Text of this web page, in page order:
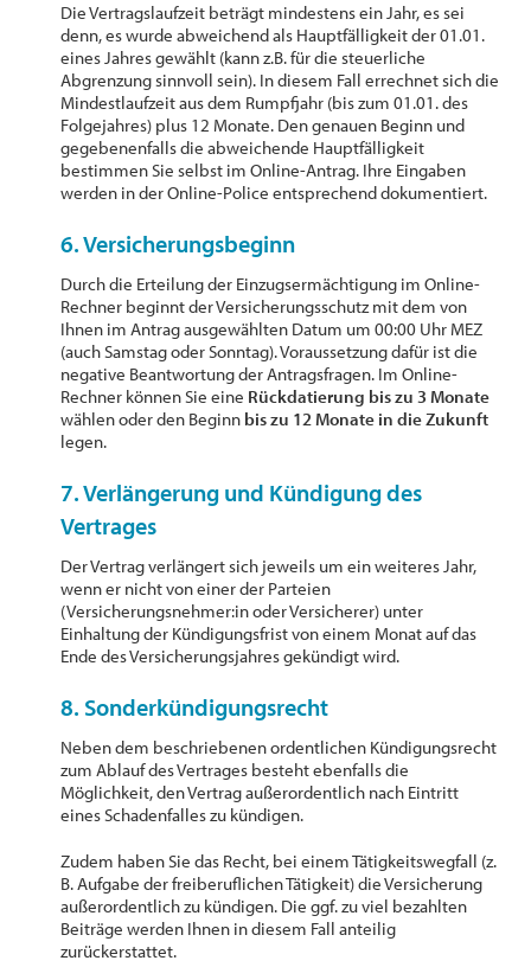
Die Vertragslaufzeit beträgt mindestens ein Jahr, es sei
denn, es wurde abweichend als Hauptfälligkeit der 01.01.
eines Jahres gewählt (kann z.B. für die steuerliche
Abgrenzung sinnvoll sein). In diesem Fall errechnet sich die
Mindestlaufzeit aus dem Rumpfjahr (bis zum 01.01. des
Folgejahres) plus 12 Monate. Den genauen Beginn und
gegebenenfalls die abweichende Hauptfälligkeit
bestimmen Sie selbst im Online-Antrag. Ihre Eingaben
werden in der Online-Police entsprechend dokumentiert.
6. Versicherungsbeginn
Durch die Erteilung der Einzugsermächtigung im Online-
Rechner beginnt der Versicherungsschutz mit dem von
Ihnen im Antrag ausgewählten Datum um 00:00 Uhr MEZ
(auch Samstag oder Sonntag). Voraussetzung dafür ist die
negative Beantwortung der Antragsfragen. Im Online-
Rechner können Sie eine Rückdatierung bis zu 3 Monate
wählen oder den Beginn bis zu 12 Monate in die Zukunft
legen.
7. Verlängerung und Kündigung des
Vertrages
Der Vertrag verlängert sich jeweils um ein weiteres Jahr,
wenn er nicht von einer der Parteien
(Versicherungsnehmer:in oder Versicherer) unter
Einhaltung der Kündigungsfrist von einem Monat auf das
Ende des Versicherungsjahres gekündigt wird.
8. Sonderkündigungsrecht
Neben dem beschriebenen ordentlichen Kündigungsrecht
zum Ablauf des Vertrages besteht ebenfalls die
Möglichkeit, den Vertrag außerordentlich nach Eintritt
eines Schadenfalles zu kündigen.
Zudem haben Sie das Recht, bei einem Tätigkeitswegfall (z.
B. Aufgabe der freiberuflichen Tätigkeit) die Versicherung
außerordentlich zu kündigen. Die ggf. zu viel bezahlten
Beiträge werden Ihnen in diesem Fall anteilig
zurückerstattet.